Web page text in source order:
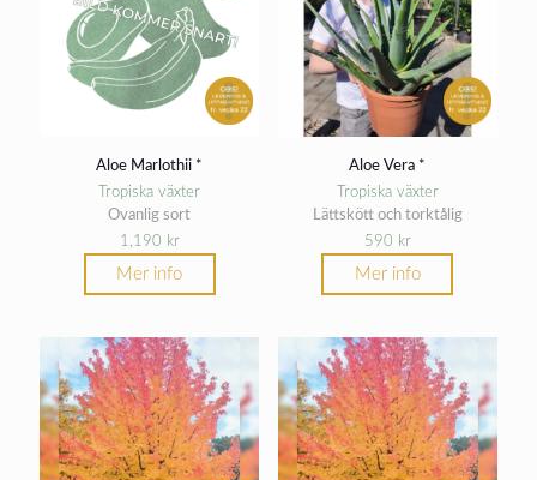
Aloe Marlothii *
Tropiska växter
Ovanlig sort
1,190 kr
Mer info
Aloe Vera *
Tropiska växter
Lättskött och torktålig
590 kr
Mer info